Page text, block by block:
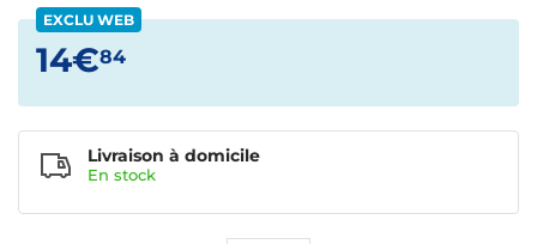
EXCLU WEB
14€84
Livraison à domicile
En stock